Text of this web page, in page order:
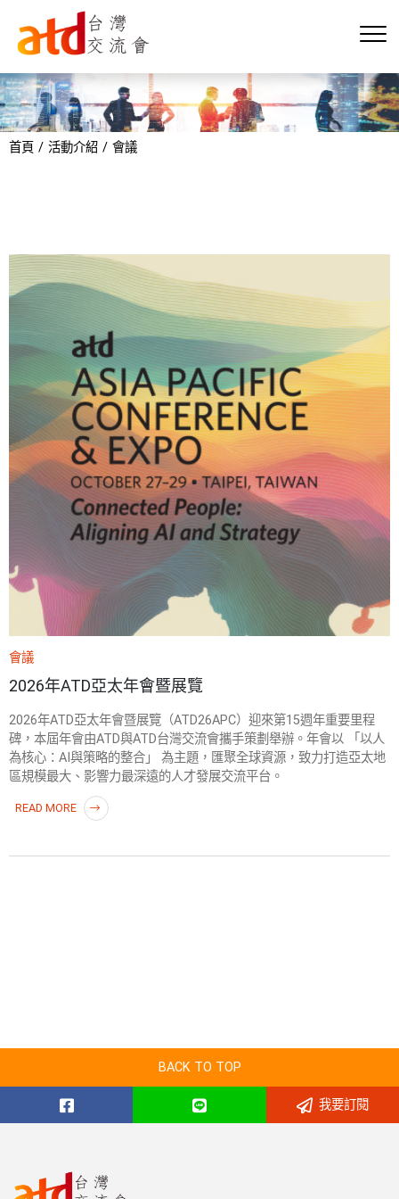
首頁 活動介紹 會議
會議
2026年ATD亞太年會暨展覽
2026年ATD亞太年會暨展覽（ATD26APC）迎來第15週年重要里程
碑，本屆年會由ATD與ATD台灣交流會攜手策劃舉辦。年會以 「以人
為核心：AI與策略的整合」 為主題，匯聚全球資源，致力打造亞太地
區規模最大、影響力最深遠的人才發展交流平台。
READ MORE
BACK TO TOP
我要訂閱